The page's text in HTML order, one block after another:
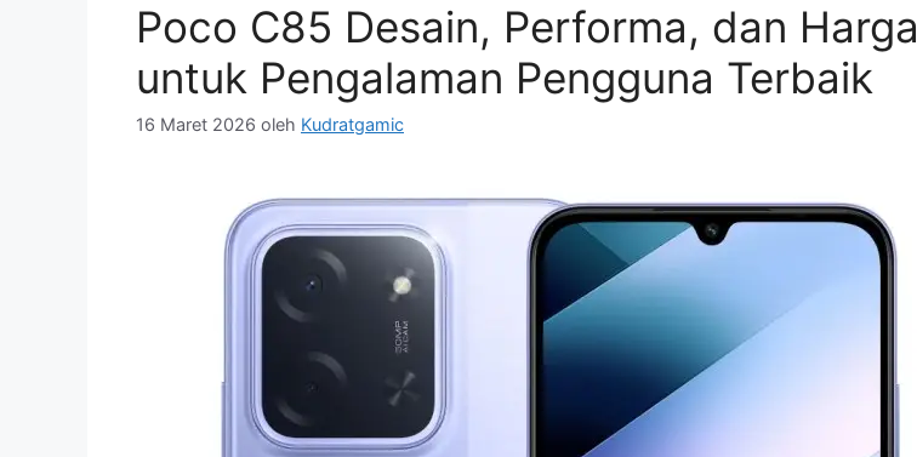
Poco C85 Desain, Performa, dan Harga
untuk Pengalaman Pengguna Terbaik
16 Maret 2026 oleh Kudratgamic